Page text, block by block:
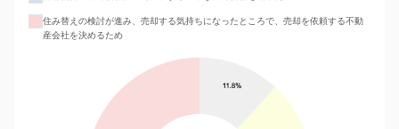
住み替えの検討が進み、売却する気持ちになったところで、売却を依頼する不動
産会社を決めるため